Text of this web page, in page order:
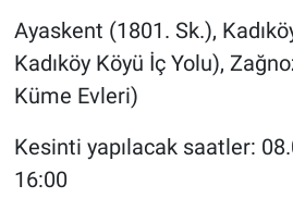
Ayaskent (1801. Sk.),
Kadıköy Köyü İç Yolu),
Küme Evleri)
Kesinti yapılacak saatler:
16:00